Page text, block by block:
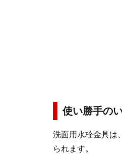
使い勝手の
洗面用水栓金具は
られます。